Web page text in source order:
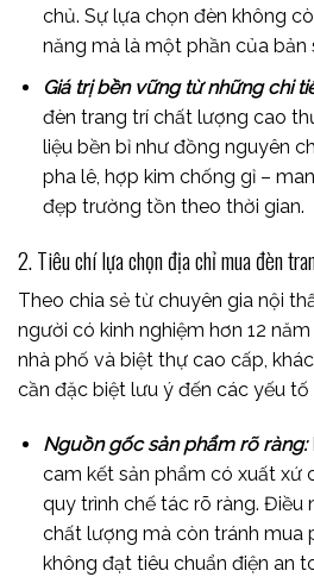
chủ. Sự lựa chọn đèn không
năng mà là một phần của bản
Giá trị bền vững từ những chi
đèn trang trí chất lượng cao
liệu bền bỉ như đồng nguyên
pha lê, hợp kim chống gỉ –
đẹp trường tồn theo thời gian.
2. Tiêu chí lựa chọn địa chỉ mua đèn
Theo chia sẻ từ chuyên gia nội
người có kinh nghiệm hơn 12
nhà phố và biệt thự cao cấp,
cần đặc biệt lưu ý đến các yếu tố
Nguồn gốc sản phẩm rõ ràng:
cam kết sản phẩm có xuất xứ
quy trình chế tác rõ ràng. Điều
chất lượng mà còn tránh mua
không đạt tiêu chuẩn điện an